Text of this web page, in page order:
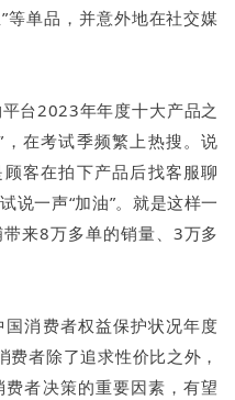
等单品，并意外地在社交媒
台2023年年度十大产品之
在考试季频繁上热搜。说
客在拍下产品后找客服聊
说一声“加油”。就是这样一
来8万多单的销量、3万多
消费者权益保护状况年度
者除了追求性价比之外，
者决策的重要因素，有望